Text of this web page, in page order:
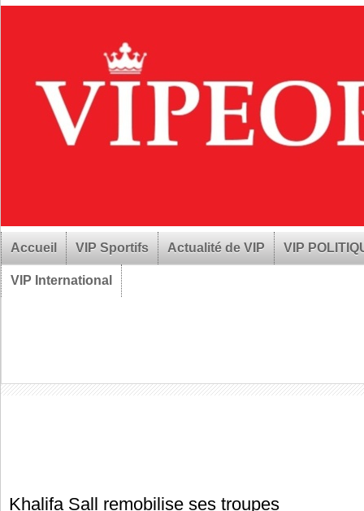
Accueil VIP Sportifs Actualité de VIP VIP
VIP International
Khalifa Sall remobilise ses troupes